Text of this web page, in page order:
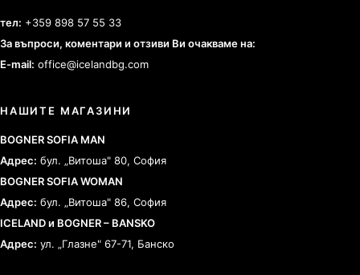
тел: +359 898 57 55 33
За въпроси, коментари и отзиви Ви очакваме на:
E-mail: office@icelandbg.com
НАШИТЕ МАГАЗИНИ
BOGNER SOFIA MAN
Адрес: бул. „Витоша" 80, София
BOGNER SOFIA WOMAN
Адрес: бул. „Витоша" 86, София
ICELAND и BOGNER – BANSKO
Адрес: ул. „Глазне" 67-71, Банско